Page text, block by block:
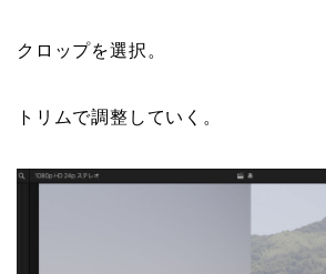
クロップを選択。
トリムで調整していく。